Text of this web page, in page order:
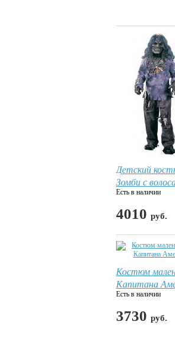
Детский
Зомби с
Есть в наличии
4010 руб.
Костюм
Капитана
Есть в наличии
3730 руб.